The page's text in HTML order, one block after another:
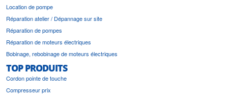
Location de pompe
Réparation atelier / Dépannage sur site
Réparation de pompes
Réparation de moteurs électriques
Bobinage, rebobinage de moteurs électriques
TOP PRODUITS
Cordon pointe de touche
Compresseur prix